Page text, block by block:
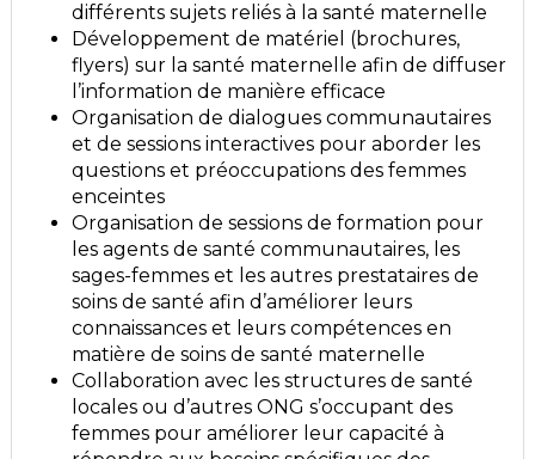
différents sujets reliés à la santé maternelle
Développement de matériel (brochures,
flyers) sur la santé maternelle afin de diffuser
l’information de manière efficace
Organisation de dialogues communautaires
et de sessions interactives pour aborder les
questions et préoccupations des femmes
enceintes
Organisation de sessions de formation pour
les agents de santé communautaires, les
sages-femmes et les autres prestataires de
soins de santé afin d’améliorer leurs
connaissances et leurs compétences en
matière de soins de santé maternelle
Collaboration avec les structures de santé
locales ou d’autres ONG s’occupant des
femmes pour améliorer leur capacité à